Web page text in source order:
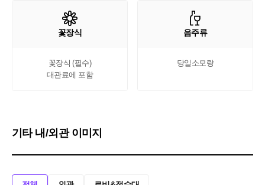
꽃장식
꽃장식 (필수)
대관료에 포함
음주류
당일소모량
기타 내/외관 이미지